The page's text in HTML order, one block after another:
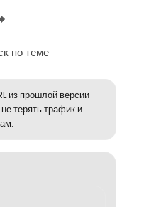
по теме
из прошлой версии
терять трафик и